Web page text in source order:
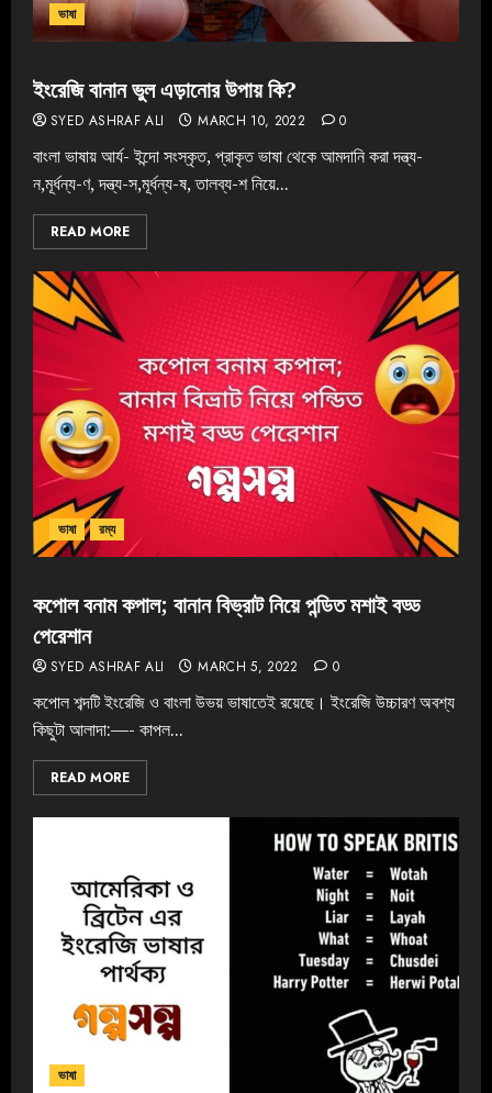
ভাষা
ইংরেজি বানান ভুল এড়ানোর উপায় কি?
SYED ASHRAF ALI MARCH 10, 2022 0
বাংলা ভাষায় আর্য- ইন্দো সংস্কৃত, প্রাকৃত ভাষা থেকে আমদানি করা দন্ত্য-
ন,মূর্ধন্য-ণ, দন্ত্য-স,মূর্ধন্য-ষ, তালব্য-শ নিয়ে...
READ MORE
ভাষা রম্য
কপোল বনাম কপাল; বানান বিভ্রাট নিয়ে পন্ডিত মশাই বড্ড
পেরেশান
SYED ASHRAF ALI MARCH 5, 2022 0
কপোল শব্দটি ইংরেজি ও বাংলা উভয় ভাষাতেই রয়েছে। ইংরেজি উচ্চারণ অবশ্য
কিছুটা আলাদা:—- ‌কাপল...
READ MORE
ভাষা